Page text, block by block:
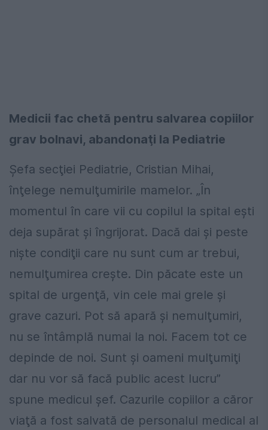
Medicii fac chetă pentru salvarea copiilor
grav bolnavi, abandonaţi la Pediatrie
Şefa secţiei Pediatrie, Cristian Mihai,
înţelege nemulţumirile mamelor. „În
momentul în care vii cu copilul la spital eşti
deja supărat şi îngrijorat. Dacă dai şi peste
nişte condiţii care nu sunt cum ar trebui,
nemulţumirea creşte. Din păcate este un
spital de urgenţă, vin cele mai grele şi
grave cazuri. Pot să apară şi nemulţumiri,
nu se întâmplă numai la noi. Facem tot ce
depinde de noi. Sunt şi oameni mulţumiţi
dar nu vor să facă public acest lucru”
spune medicul şef. Cazurile copiilor a căror
viaţă a fost salvată de personalul medical al